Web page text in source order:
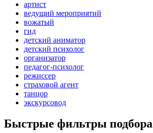
артист
ведущий мероприятий
вожатый
гид
детский аниматор
детский психолог
организатор
педагог-психолог
режиссер
страховой агент
танцор
экскурсовод
Быстрые фильтры